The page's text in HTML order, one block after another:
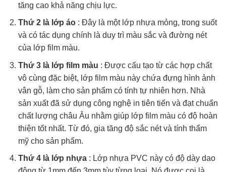
tăng cao khả năng chịu lực.
Thứ 2 là lớp áo: Đây là một lớp nhựa mỏng, trong suốt
và có tác dụng chính là duy trì màu sắc và đường nét
của lớp film màu.
Thứ 3 là lớp film màu : Được cấu tạo từ các hợp chất
vô cùng đặc biệt, lớp film màu này chứa đựng hình ảnh
vân gỗ, làm cho sản phẩm có tính tự nhiên hơn. Nhà
sản xuất đã sử dụng công nghệ in tiên tiến và đạt chuẩn
chất lượng châu Âu nhằm giúp lớp film màu có độ hoàn
thiện tốt nhất. Từ đó, gia tăng độ sắc nét và tính thẩm
mỹ cho sản phẩm.
Thứ 4 là lớp nhựa: Lớp nhựa PVC này có độ dày dao